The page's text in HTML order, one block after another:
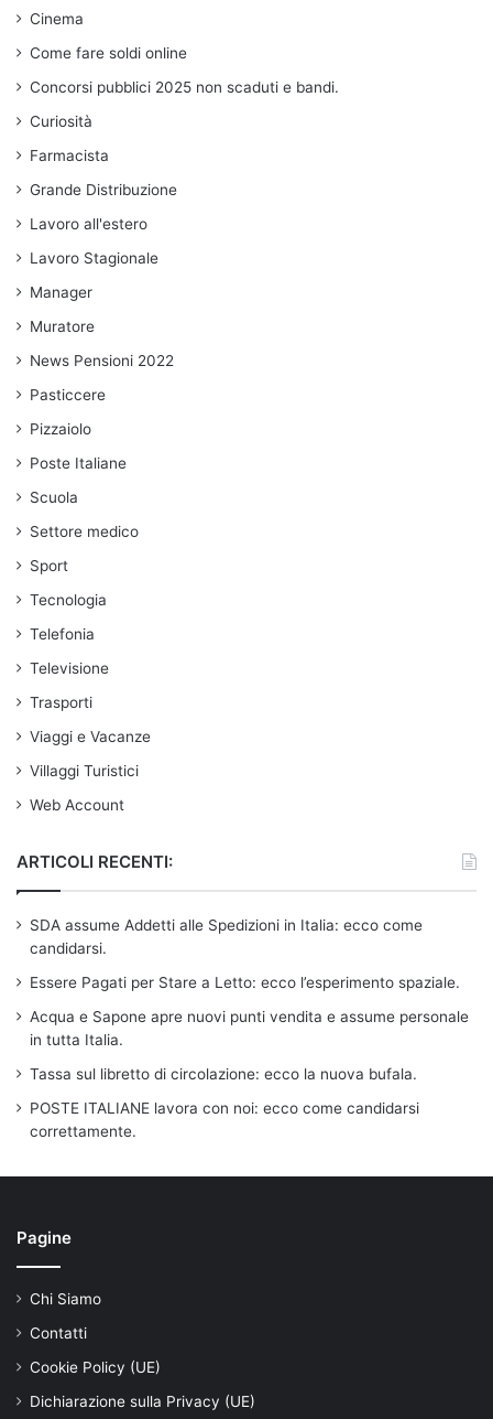
Cinema
Come fare soldi online
Concorsi pubblici 2025 non scaduti e bandi.
Curiosità
Farmacista
Grande Distribuzione
Lavoro all'estero
Lavoro Stagionale
Manager
Muratore
News Pensioni 2022
Pasticcere
Pizzaiolo
Poste Italiane
Scuola
Settore medico
Sport
Tecnologia
Telefonia
Televisione
Trasporti
Viaggi e Vacanze
Villaggi Turistici
Web Account
ARTICOLI RECENTI:
SDA assume Addetti alle Spedizioni in Italia: ecco come
candidarsi.
Essere Pagati per Stare a Letto: ecco l’esperimento spaziale.
Acqua e Sapone apre nuovi punti vendita e assume personale
in tutta Italia.
Tassa sul libretto di circolazione: ecco la nuova bufala.
POSTE ITALIANE lavora con noi: ecco come candidarsi
correttamente.
Pagine
Chi Siamo
Contatti
Cookie Policy (UE)
Dichiarazione sulla Privacy (UE)